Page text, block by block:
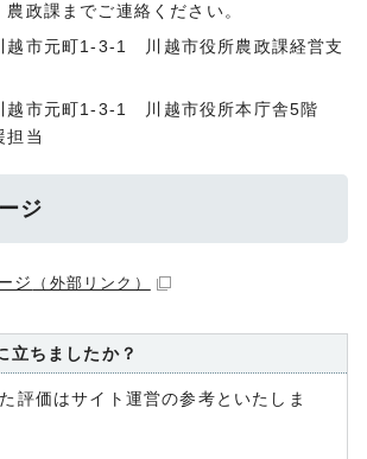
農政課までご連絡ください。
越市元町1-3-1 川越市役所農政課経営支
越市元町1-3-1 川越市役所本庁舎5階
担当
ジ
ジ （外部リンク）
立ちましたか？
評価はサイト運営の参考といたしま